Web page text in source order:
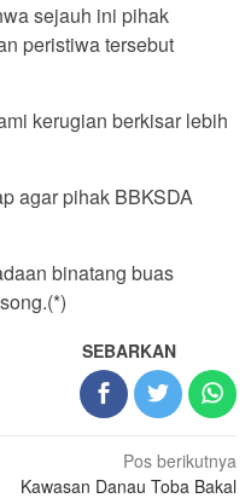
sejauh ini pihak
peristiwa tersebut
kerugian berkisar lebih
agar pihak BBKSDA
binatang buas
SEBARKAN
Pos berikutnya
Kawasan Danau Toba Bakal